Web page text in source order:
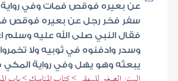
عن بعيره فوقص فمات وفي
سفر فخر رجل عن بعيره فوقص
فقال النبي صلى الله عليه وسلم
وسدر وادفنوه في ثوبيه ولا
يبعثه وهو يهل وفي رواية المكي